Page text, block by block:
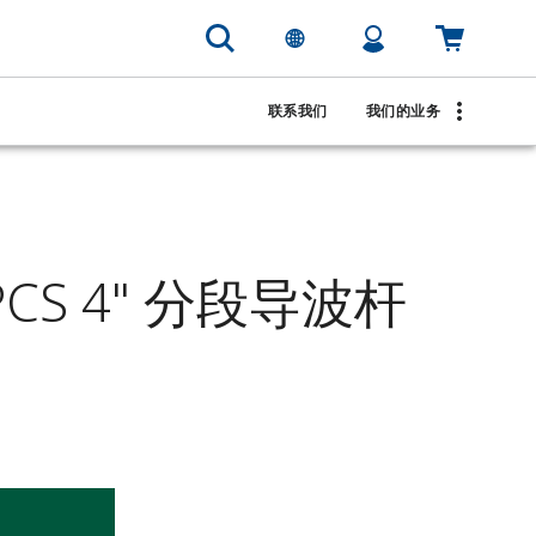
联系我们 我们的业务
4" 分段导波杆